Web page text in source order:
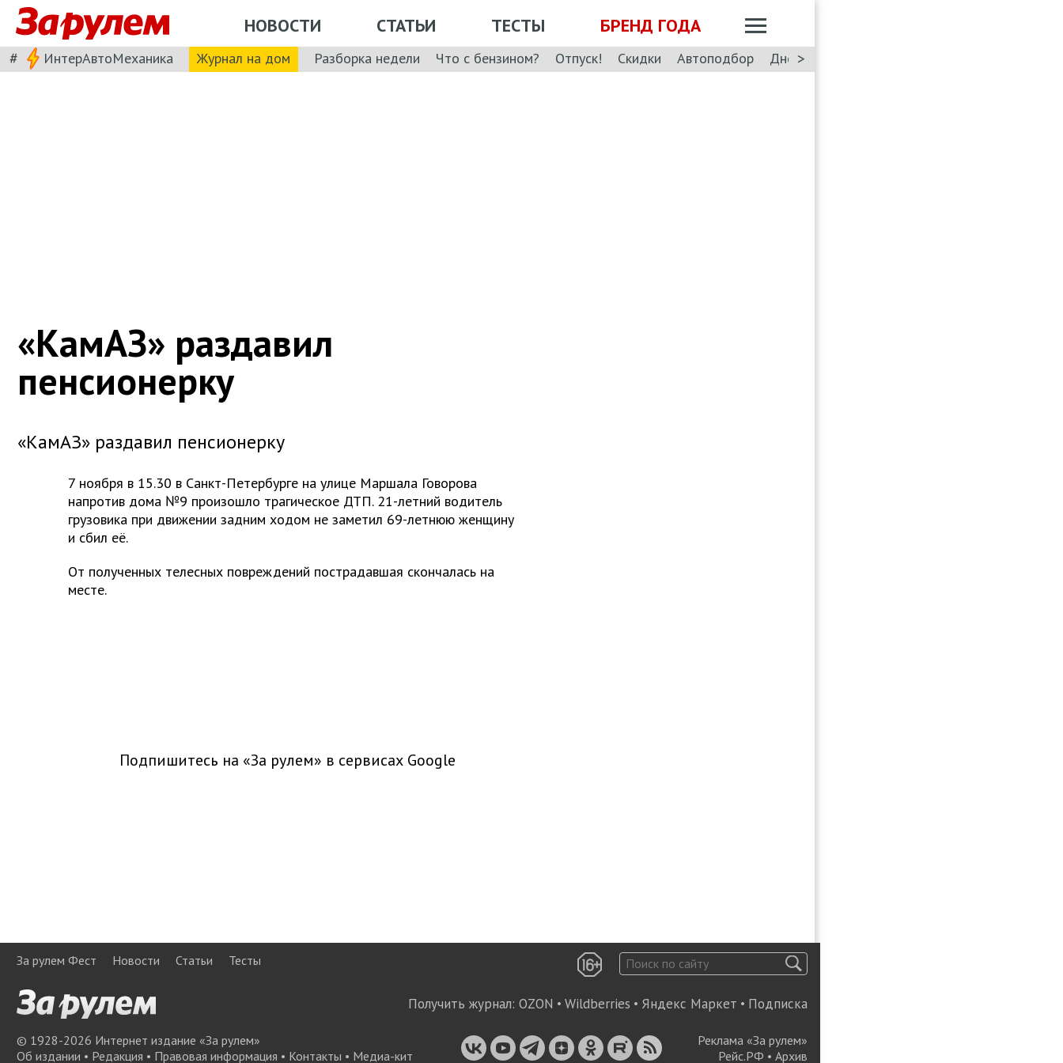
НОВОСТИ СТАТЬИ ТЕСТЫ БРЕНД ГОДА
# ИнтерАвтоМеханика Журнал на дом Разборка недели Что с бензином? Отпуск! Скидки Автоподбор Дневник: Лада Искра
>
«КамАЗ» раздавил
пенсионерку
«КамАЗ» раздавил пенсионерку
7 ноября в 15.30 в Санкт-Петербурге на улице Маршала Говорова
напротив дома №9 произошло трагическое ДТП. 21-летний водитель
грузовика при движении задним ходом не заметил 69-летнюю женщину
и сбил её.
От полученных телесных повреждений пострадавшая скончалась на
месте.
Подпишитесь на «За рулем» в сервисах Google
За рулем Фест Новости Статьи Тесты
Получить журнал: OZON • Wildberries • Яндекс Маркет • Подписка
© 1928-2026 Интернет издание «За рулем»
Об издании • Редакция • Правовая информация • Контакты • Медиа-кит
Реклама «За рулем»
Рейс.РФ • Архив